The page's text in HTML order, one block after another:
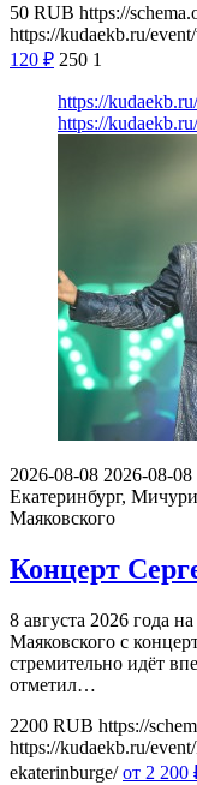
50 RUB https://
https://kudaekb.ru/
120 ₽ 250 1
https://
https://
2026-08-08 2026-08-08
Екатеринбург,
Маяковского
Концерт
8 августа 2026 года
Маяковского с
стремительно идёт
отметил…
2200 RUB https://
https://kudaekb.ru/
ekaterinburge/ от 2 200